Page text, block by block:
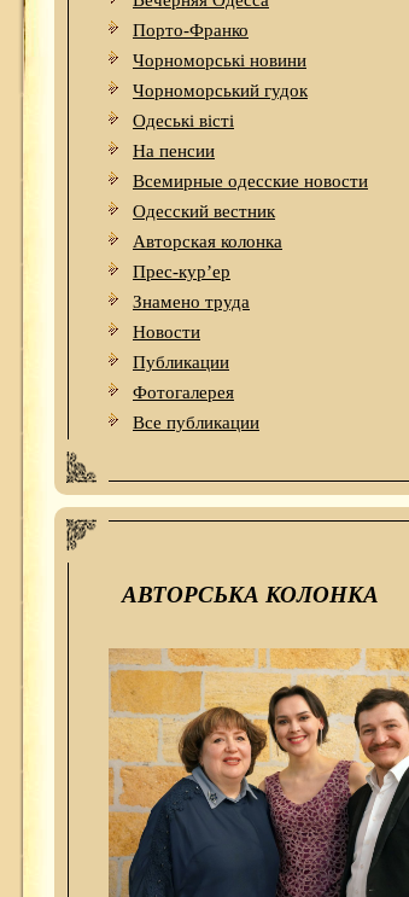
Порто-Франко
Чорноморські новини
Чорноморський гудок
Одеськi вiстi
На пенсии
Всемирные одесские новости
Одесский вестник
Авторская колонка
Прес-кур’ер
Знамено труда
Новости
Публикации
Фотогалерея
Все публикации
АВТОРСЬКА КОЛОНКА